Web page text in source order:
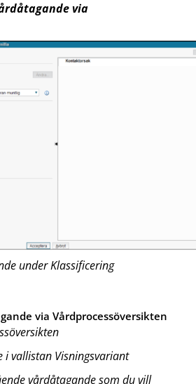
via
under Klassificering
via Vårdprocessöversikten
i vallistan Visningsvariant
vårdåtagande som du vill